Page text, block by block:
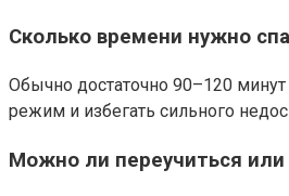
Сколько времени нужно
Обычно достаточно 90–120 минут
режим и избегать сильного
Можно ли переучиться или